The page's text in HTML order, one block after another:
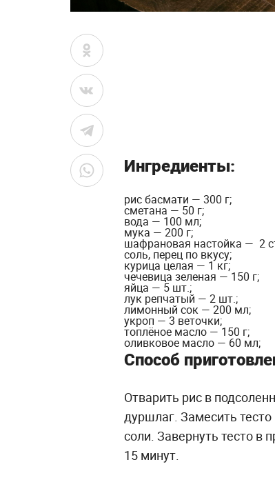
Ингредиенты:
рис басмати — 300 г;
сметана — 50 г;
вода — 100 мл;
мука — 200 г;
шафрановая настойка — 2
соль, перец по вкусу;
курица целая — 1 кг;
чечевица зеленая — 150 г;
яйца — 5 шт.;
лук репчатый — 2 шт.;
лимонный сок — 200 мл;
укроп — 3 веточки;
топлёное масло — 150 г;
оливковое масло — 60 мл;
Способ
Отварить рис в
дуршлаг. Замесить
соли. Завернуть тесто в
15 минут.